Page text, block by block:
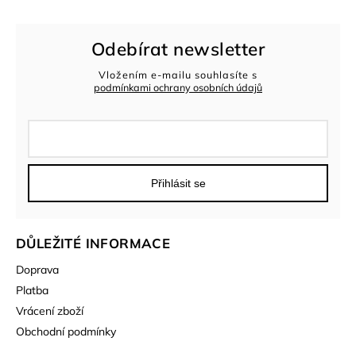
DŮLEŽITÉ INFORMACE
Doprava
Platba
Vrácení zboží
Obchodní podmínky
Odebírat newsletter
Vložením e-mailu souhlasíte s
podmínkami ochrany osobních údajů
Přihlásit se